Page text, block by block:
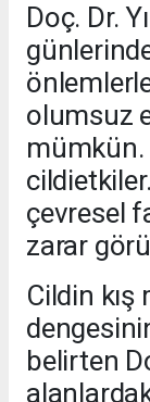
Doç. Dr.
olumsuz
çevresel
zarar
Cildin
belirten